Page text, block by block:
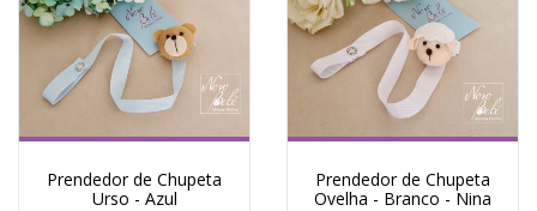
Prendedor de Chupeta
Urso - Azul
Prendedor de Chupeta
Ovelha - Branco - Nina